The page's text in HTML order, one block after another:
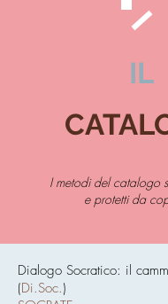
IL
I metodi del catalogo
e protetti da
Dialogo Socratico: il
(Di.Soc.